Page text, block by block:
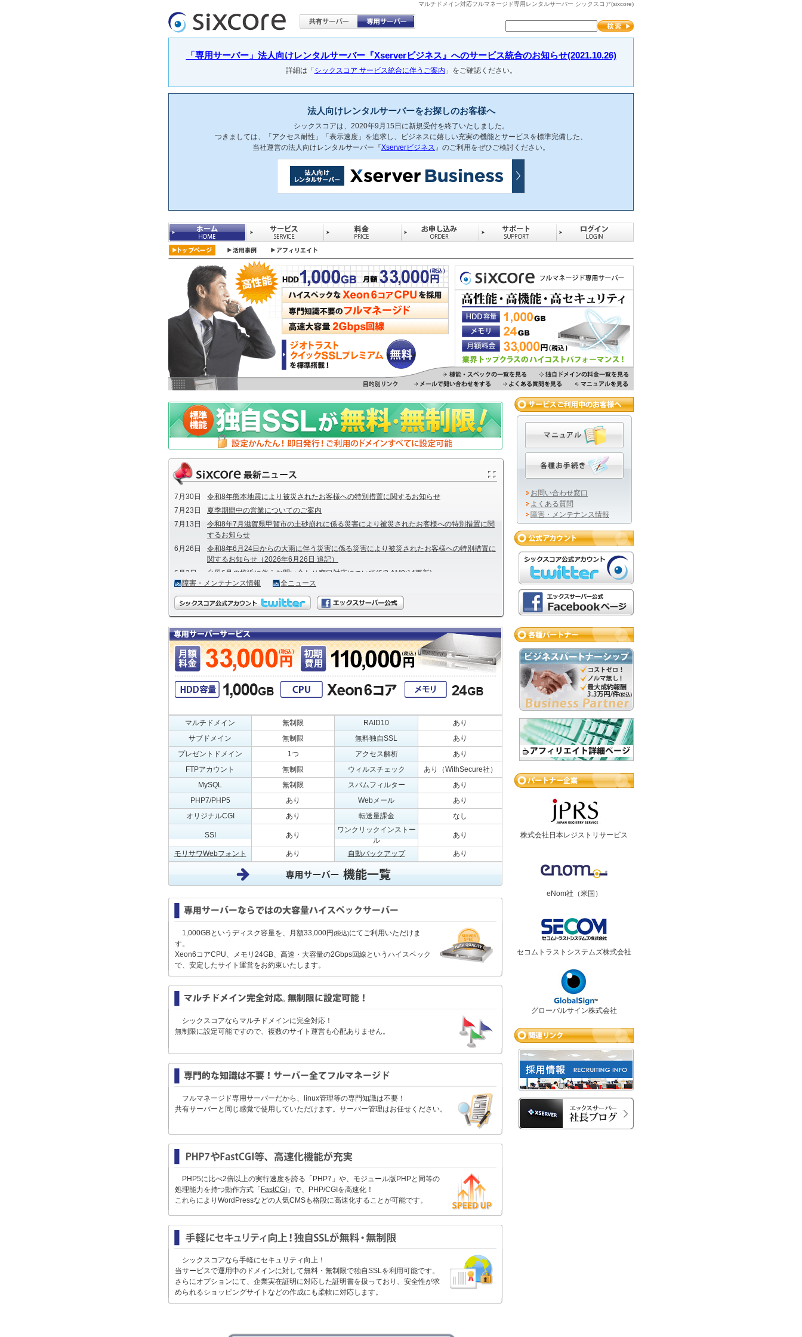
マルチドメイン対応フルマネージド専用レンタルサーバー シックスコア(sixcore)
「専用サーバー」法人向けレンタルサーバー『Xserverビジネス』へのサービス統合のお知らせ(2021.10.26)
詳細は「 シックスコア サービス統合に伴うご案内 」をご確認ください。
法人向けレンタルサーバーをお探しのお客様へ
シックスコアは、2020年9月15日に新規受付を終了いたしました。
つきましては、「アクセス耐性」「表示速度」を追求し、ビジネスに嬉しい充実の機能とサービスを標準完備した、
当社運営の法人向けレンタルサーバー『Xserverビジネス』のご利用をぜひご検討ください。
7月30日
令和8年熊本地震により被災されたお客様への特別措置に関するお知らせ
7月23日
夏季期間中の営業についてのご案内
7月13日
令和8年7月滋賀県甲賀市の土砂崩れに係る災害により被災されたお客様への特別措置に関
するお知らせ
6月26日
令和8年6月24日からの大雨に伴う災害に係る災害により被災されたお客様への特別措置に
関するお知らせ（2026年6月26日 追記）
6月2日
台風6号の接近に伴うお問い合わせ窓口対応について(6/3 AM9:14更新)
4月23日
令和8年岩手県大槌町の林野火災に係る災害により被災されたお客様への特別措置に関す
るお知らせ
障害・メンテナンス情報 全ニュース
マルチドメイン 無制限 RAID10
あり
サブドメイン
無制限 無料独自SSL
あり
プレゼントドメイン
1つ アクセス解析
あり
FTPアカウント
無制限 ウィルスチェック
あり（WithSecure社）
MySQL
無制限 スパムフィルター
あり
PHP7/PHP5
あり Webメール
あり
オリジナルCGI
あり 転送量課金 なし
SSI あり
ワンクリックインストー
ル
あり
モリサワWebフォント あり 自動バックアップ あり
1,000GBというディスク容量を、月額33,000円(税込)にてご利用いただけま
す。
Xeon6コアCPU、メモリ24GB、高速・大容量の2Gbps回線というハイスペック
で、安定したサイト運営をお約束いたします。
シックスコアならマルチドメインに完全対応！
無制限に設定可能ですので、複数のサイト運営も心配ありません。
フルマネージド専用サーバーだから、linux管理等の専門知識は不要！
共有サーバーと同じ感覚で使用していただけます。サーバー管理はお任せください。
PHP5に比べ2倍以上の実行速度を誇る「PHP7」や、モジュール版PHPと同等の
処理能力を持つ動作方式「 FastCGI 」で、PHP/CGIを高速化！
これらによりWordPressなどの人気CMSも格段に高速化することが可能です。
シックスコアなら手軽にセキュリティ向上！
当サービスで運用中のドメインに対して無料・無制限で独自SSLを利用可能です。
さらにオプションにて、企業実在証明に対応した証明書を扱っており、安全性が求
められるショッピングサイトなどの作成にも柔軟に対応します。
お問い合わせ窓口
よくある質問
障害・メンテナンス情報
株式会社日本レジストリサービス
eNom社（米国）
セコムトラストシステムズ株式会社
グローバルサイン株式会社